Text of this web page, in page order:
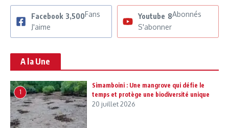
Facebook 3,500Fans
J'aime
Youtube 8Abonnés
S'abonner
A la Une
1
Simamboini : Une mangrove qui défie le
temps et protège une biodiversité unique
20 juillet 2026